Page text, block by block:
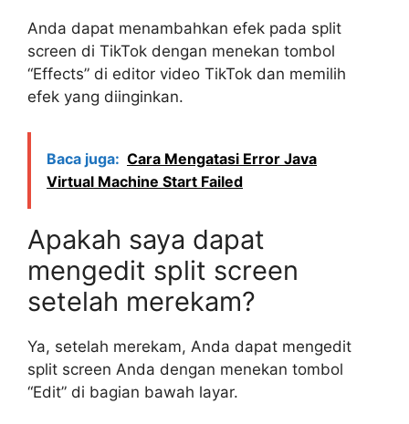
Anda dapat menambahkan efek pada split
screen di TikTok dengan menekan tombol
“Effects” di editor video TikTok dan memilih
efek yang diinginkan.
Baca juga: Cara Mengatasi Error Java
Virtual Machine Start Failed
Apakah saya dapat
mengedit split screen
setelah merekam?
Ya, setelah merekam, Anda dapat mengedit
split screen Anda dengan menekan tombol
“Edit” di bagian bawah layar.